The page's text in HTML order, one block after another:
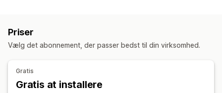
API’er Automatisk synkronisering af data
Tilpassede arbejdsprocesser
Priser
Vælg det abonnement, der passer bedst til din virksomhed.
Gratis
Gratis at installere